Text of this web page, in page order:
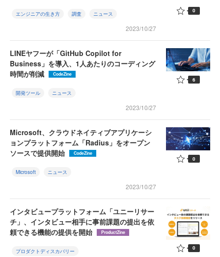
エンジニアの生き方 調査 ニュース
2023/10/27
0
LINEヤフーが「GitHub Copilot for
Business」を導入、1人あたりのコーディング
時間が削減
CodeZine
開発ツール ニュース
2023/10/27
6
Microsoft、クラウドネイティブアプリケーシ
ョンプラットフォーム「Radius」をオープン
ソースで提供開始
CodeZine
Microsoft ニュース
2023/10/27
0
インタビュープラットフォーム「ユニーリサー
チ」、インタビュー相手に事前課題の提出を依
頼できる機能の提供を開始
ProductZine
プロダクトディスカバリー 0